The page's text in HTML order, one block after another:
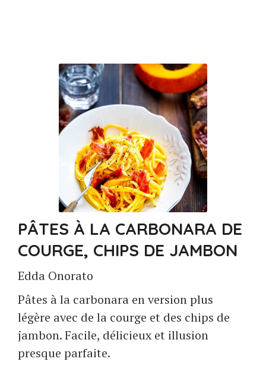
PÂTES À LA CARBONARA DE
COURGE, CHIPS DE JAMBON
Edda Onorato
Pâtes à la carbonara en version plus
légère avec de la courge et des chips de
jambon. Facile, délicieux et illusion
presque parfaite.